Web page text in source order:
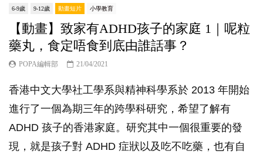
6-9歲 9-12歲 動畫短片 小學教育
【動畫】致家有ADHD孩子的家庭 1｜呢粒
藥丸，食定唔食到底由誰話事？
POPA編輯部 21/04/2021
香港中文大學社工學系與精神科學系於 2013 年開始
進行了一個為期三年的跨學科研究，希望了解有
ADHD 孩子的香港家庭。研究其中一個很重要的發
現，就是孩子對 ADHD 症狀以及吃不吃藥，也有自